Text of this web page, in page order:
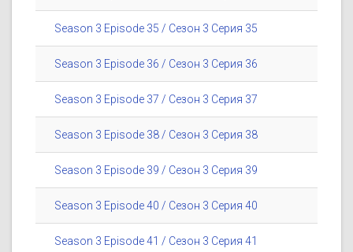
Season 3 Episode 35 / Сезон 3 Серия 35
Season 3 Episode 36 / Сезон 3 Серия 36
Season 3 Episode 37 / Сезон 3 Серия 37
Season 3 Episode 38 / Сезон 3 Серия 38
Season 3 Episode 39 / Сезон 3 Серия 39
Season 3 Episode 40 / Сезон 3 Серия 40
Season 3 Episode 41 / Сезон 3 Серия 41